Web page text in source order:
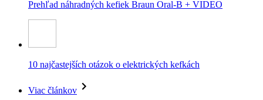
Prehľad náhradných kefiek Braun Oral-B + VIDEO
10 najčastejších otázok o elektrických kefkách
Viac článkov